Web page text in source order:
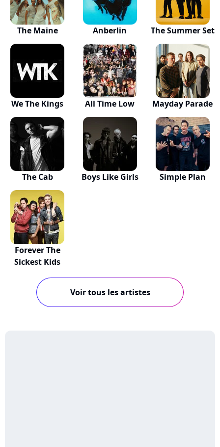
The Maine Anberlin The Summer Set
We The Kings All Time Low Mayday Parade
The Cab Boys Like Girls Simple Plan
Forever The
Sickest Kids
Voir tous les artistes